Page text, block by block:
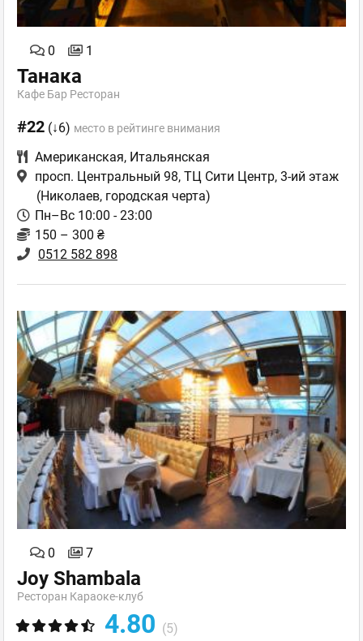
0 1
Танака
Кафе Бар Ресторан
#22 (↓6) место в рейтинге внимания
Американская, Итальянская
просп. Центральный 98, ТЦ Сити Центр, 3-ий этаж
(Николаев, городская черта)
Пн–Вс 10:00 - 23:00
150 – 300 ₴
0512 582 898
0 7
Joy Shambala
Ресторан Караоке-клуб
4.80 (5)